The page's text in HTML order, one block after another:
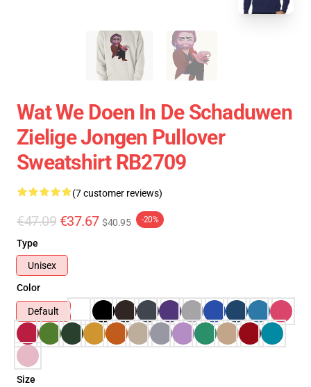
Wat We Doen In De Schaduwen
Zielige Jongen Pullover
Sweatshirt RB2709
(7 customer reviews)
€47.09 €37.67 $40.95 -20%
Type
Unisex
Color
Default
Size